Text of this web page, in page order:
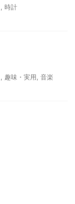
時計
趣味・実用 音楽